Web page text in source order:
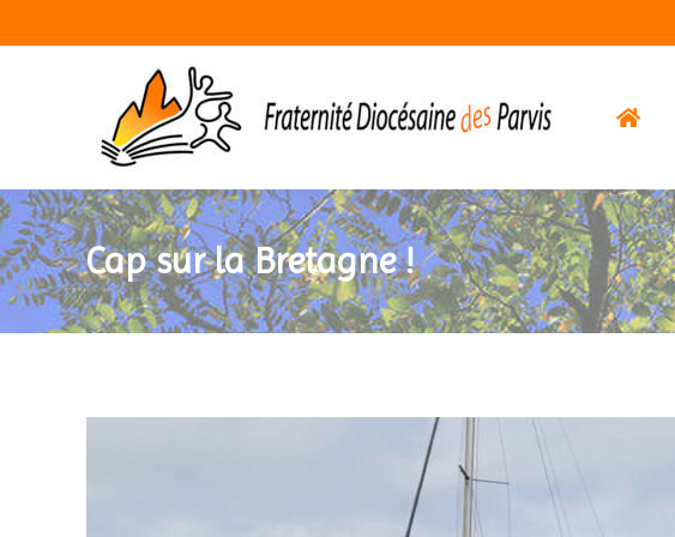
Cap sur la Bretagne !